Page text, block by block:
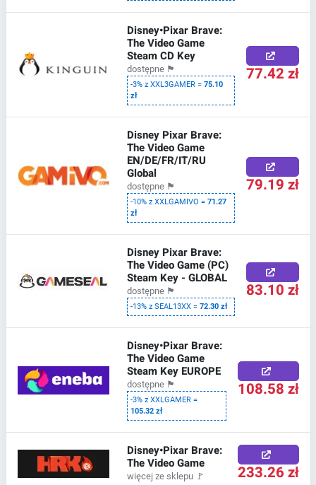
Disney•Pixar Brave:
The Video Game
Steam CD Key
dostępne 🏴
-3% z XXL3GAMER =75.10
zł
77.42 zł
Disney Pixar Brave:
The Video Game
EN/DE/FR/IT/RU
Global
dostępne 🏴
-10% z XXLGAMIVO =71.27
zł
79.19 zł
Disney Pixar Brave:
The Video Game (PC)
Steam Key - GLOBAL
dostępne 🏴
-13% z SEAL13XX =72.30 zł
83.10 zł
Disney•Pixar Brave:
The Video Game
Steam Key EUROPE
dostępne 🏴
-3% z XXLGAMER =
105.32 zł
108.58 zł
Disney•Pixar Brave:
The Video Game
więcej ze sklepu 🚩 233.26 zł